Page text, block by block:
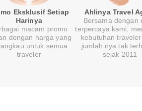
Eksklusif Setiap
Harinya
macam promo
dengan harga yang
untuk semua
traveler
Ahlinya Travel
Bersama dengan
terpercaya kami,
kebutuhan
jumlah nya tak
sejak 2011